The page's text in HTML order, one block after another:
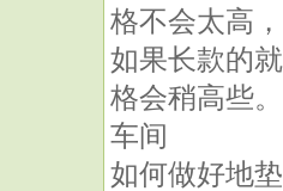
格不会太高
如果长款的
格会稍高些
车间
如何做好地